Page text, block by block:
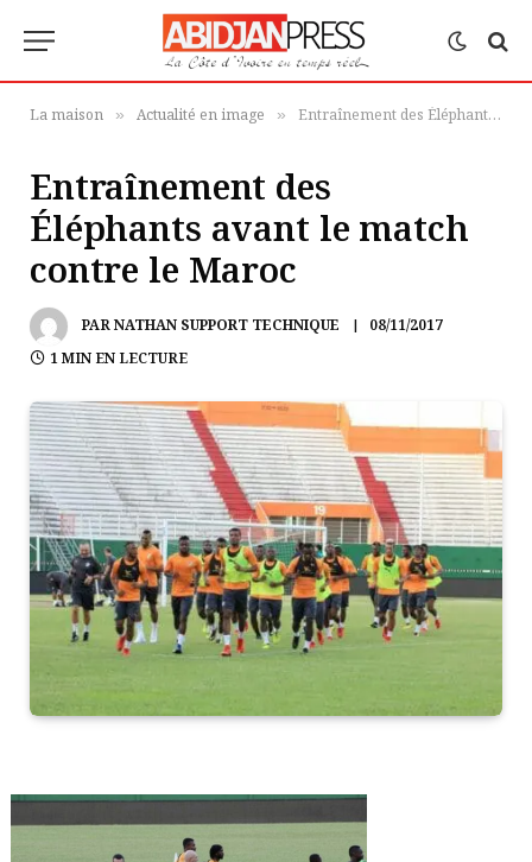
La maison » Actualité en image » Entraînement des Éléphants avant le match contre le Maroc
Entraînement des
Éléphants avant le match
contre le Maroc
PARNATHAN SUPPORT TECHNIQUE
08/11/2017
1 MIN EN LECTURE